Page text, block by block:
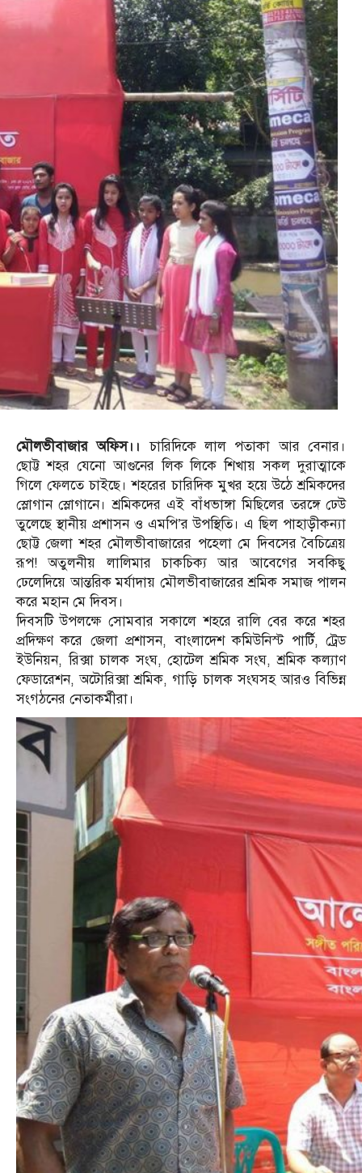
মৌলভীবাজার অফিস।। চারিদিকে লাল পতাকা আর বেনার।
ছোট্ট শহর যেনো আগুনের লিক লিকে শিখায় সকল দুরাত্মাকে
গিলে ফেলতে চাইছে। শহরের চারিদিক মুখর হয়ে উঠে শ্রমিকদের
স্লোগান স্লোগানে। শ্রমিকদের এই বাঁধভাঙ্গা মিছিলের তরঙ্গে ঢেউ
তুলেছে স্থানীয় প্রশাসন ও এমপি’র উপস্থিতি। এ ছিল পাহাড়ীকন্যা
ছোট্ট জেলা শহর মৌলভীবাজারের পহেলা মে দিবসের বৈচিত্রেয়
রূপ! অতুলনীয় লালিমার চাকচিক্য আর আবেগের সবকিছু
ঢেলেদিয়ে আন্তরিক মর্যাদায় মৌলভীবাজারের শ্রমিক সমাজ পালন
করে মহান মে দিবস।
দিবসটি উপলক্ষে সোমবার সকালে শহরে রালি বের করে শহর
প্রদিক্ষণ করে জেলা প্রশাসন, বাংলাদেশ কমিউনিস্ট পার্টি, ট্রেড
ইউনিয়ন, রিক্সা চালক সংঘ, হোটেল শ্রমিক সংঘ, শ্রমিক কল্যাণ
ফেডারেশন, অটোরিক্সা শ্রমিক, গাড়ি চালক সংঘসহ আরও বিভিন্ন
সংগঠনের নেতাকর্মীরা।